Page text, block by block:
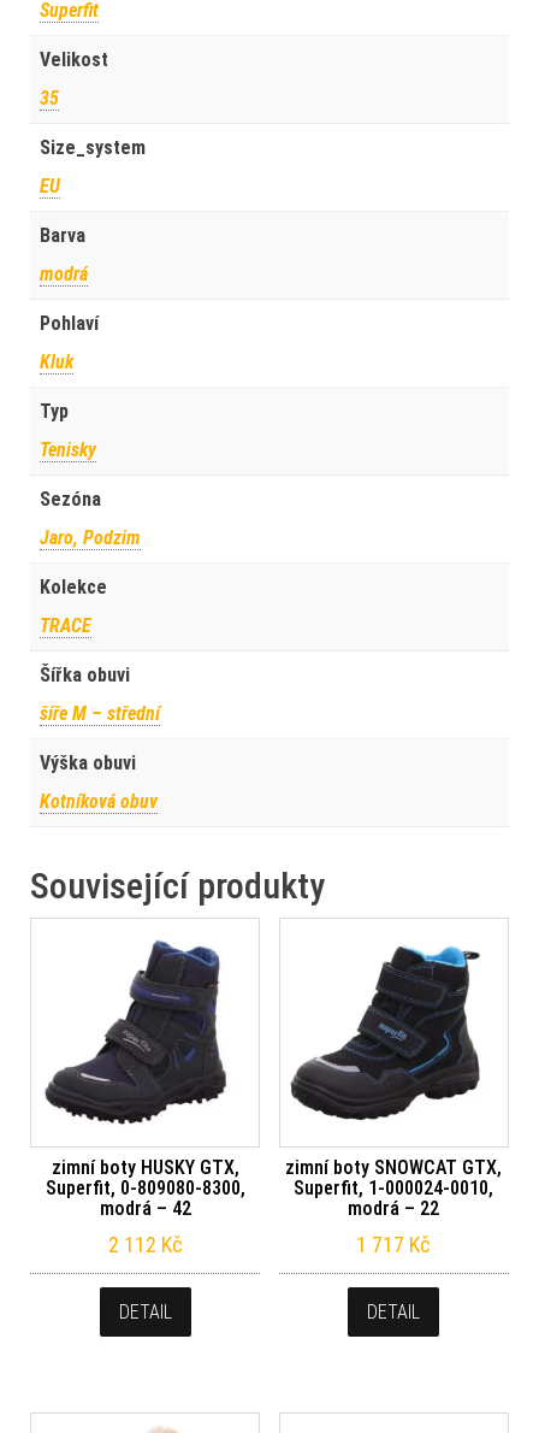
Superfit
Velikost
35
Size_system
EU
Barva
modrá
Pohlaví
Kluk
Typ
Tenisky
Sezóna
Jaro, Podzim
Kolekce
TRACE
Šířka obuvi
šíře M – střední
Výška obuvi
Kotníková obuv
Související produkty
zimní boty HUSKY GTX,
Superfit, 0-809080-8300,
modrá – 42
2 112 Kč
DETAIL
zimní boty SNOWCAT GTX,
Superfit, 1-000024-0010,
modrá – 22
1 717 Kč
DETAIL